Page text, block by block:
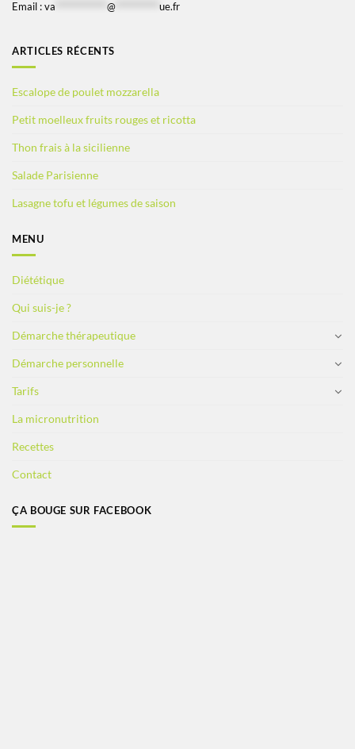
Email : va @ ue.fr
ARTICLES RÉCENTS
Escalope de poulet mozzarella
Petit moelleux fruits rouges et ricotta
Thon frais à la sicilienne
Salade Parisienne
Lasagne tofu et légumes de saison
MENU
Diététique
Qui suis-je ?
Démarche thérapeutique
Démarche personnelle
Tarifs
La micronutrition
Recettes
Contact
ÇA BOUGE SUR FACEBOOK